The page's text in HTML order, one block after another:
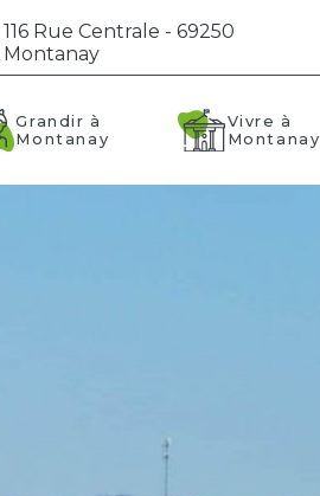
116 Rue Centrale - 69250
Montanay
Grandir à
Montanay
Vivre à
Montanay